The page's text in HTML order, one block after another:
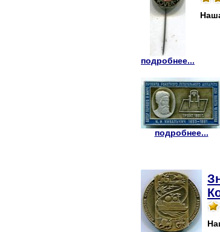
подробнее...
подробнее...